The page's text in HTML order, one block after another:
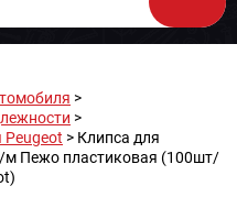
>
>
> Клипса для
м Пежо пластиковая (100шт/